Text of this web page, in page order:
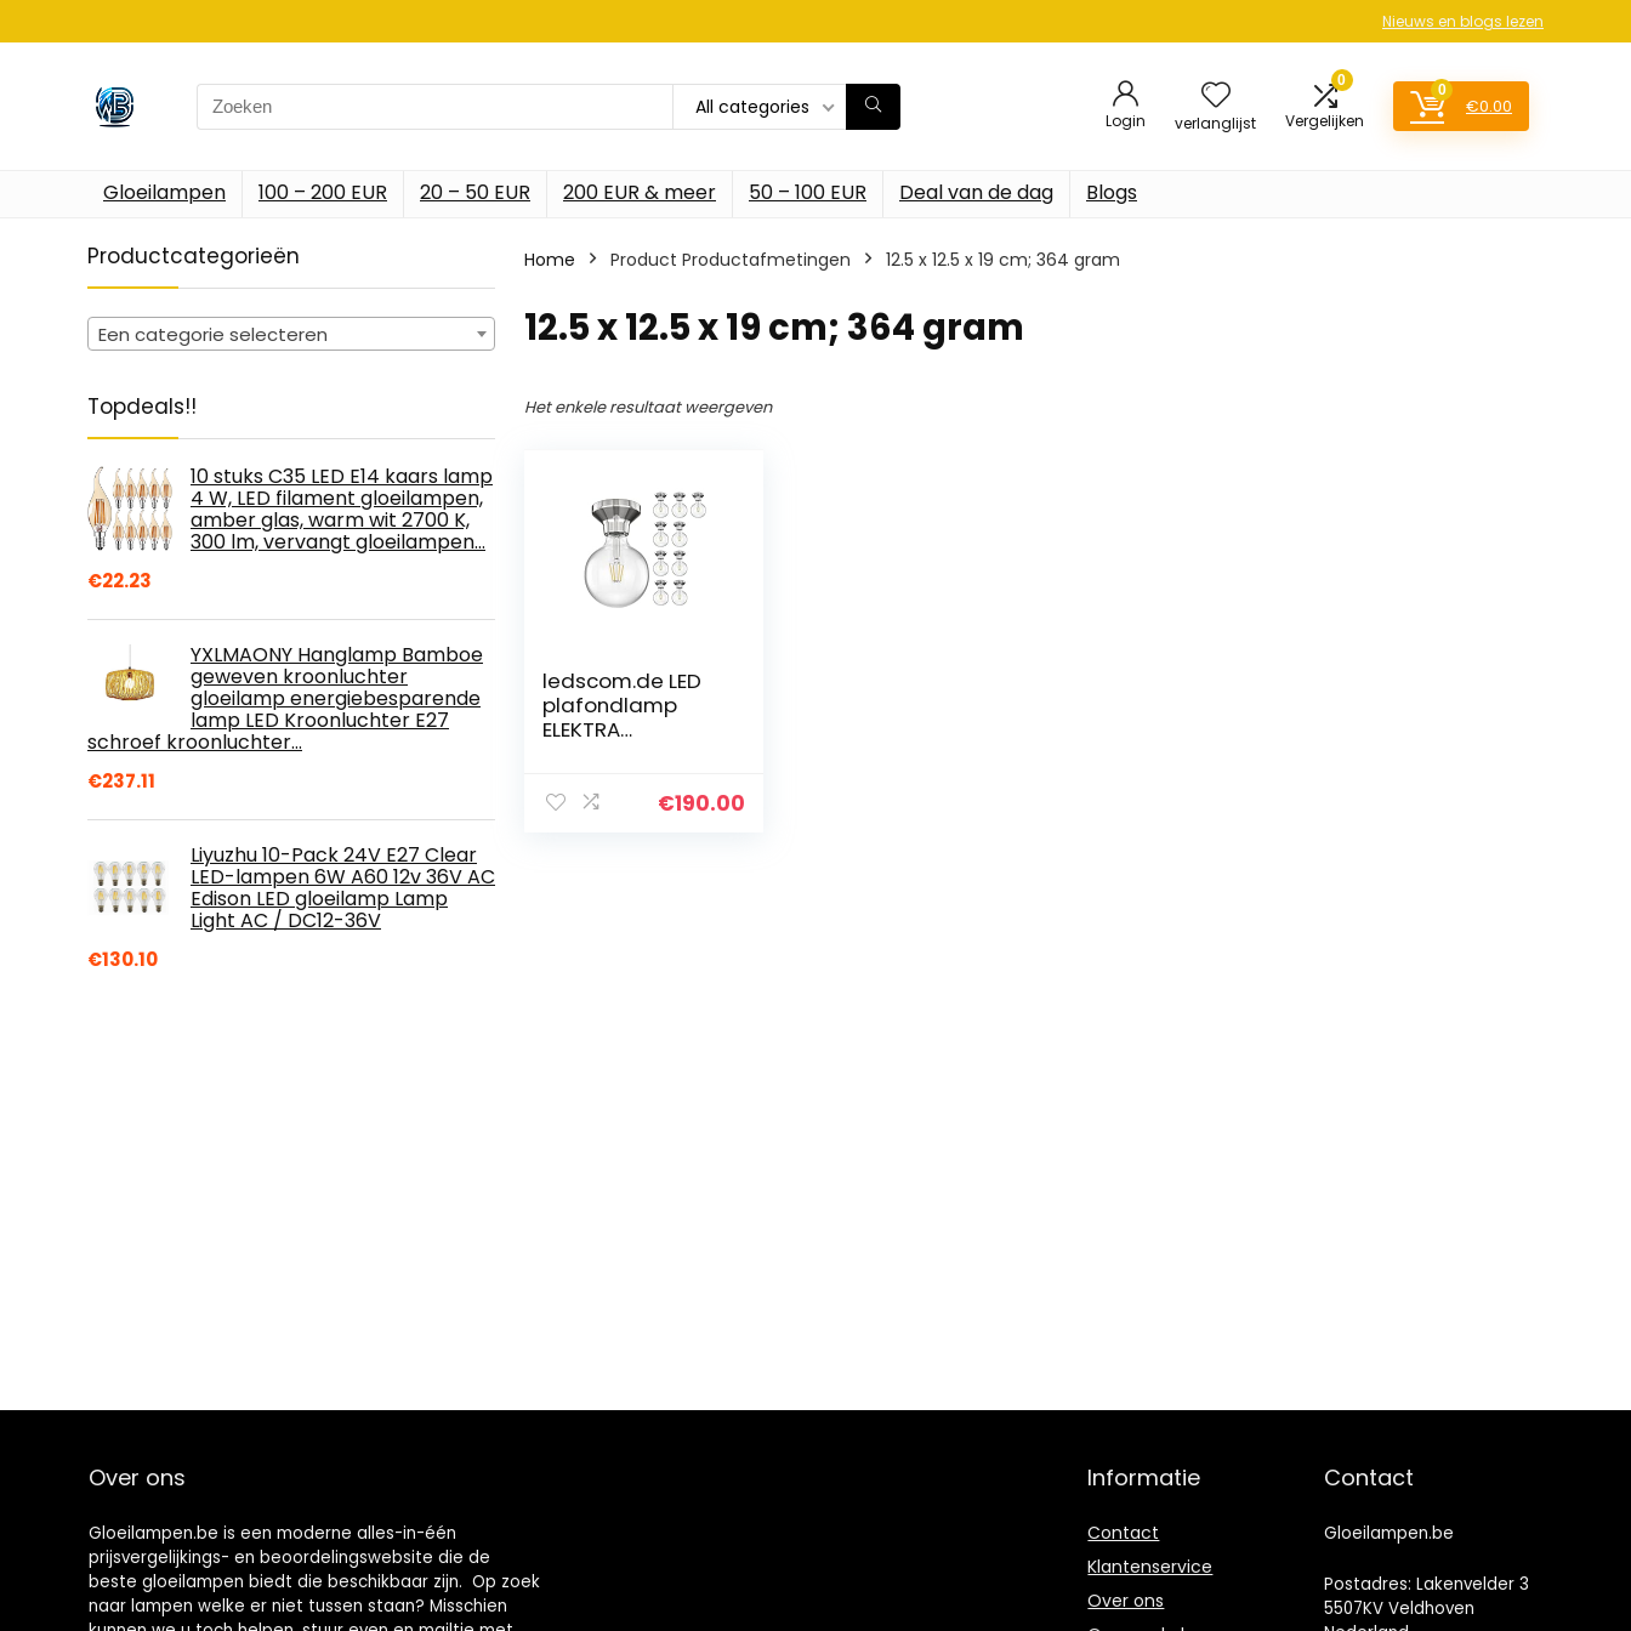
Nieuws en blogs lezen
Search
for:
All categories
Login verlanglijst
0
Vergelijken
0
€0.00
Gloeilampen 100 – 200 EUR 20 – 50 EUR 200 EUR & meer 50 – 100 EUR Deal van de dag Blogs
Productcategorieën
Een categorie selecteren
Topdeals!!
10 stuks C35 LED E14 kaars lamp
4 W, LED filament gloeilampen,
amber glas, warm wit 2700 K,
300 lm, vervangt gloeilampen…
€22.23
YXLMAONY Hanglamp Bamboe
geweven kroonluchter
gloeilamp energiebesparende
lamp LED Kroonluchter E27
schroef kroonluchter…
€237.11
Liyuzhu 10-Pack 24V E27 Clear
LED-lampen 6W A60 12v 36V AC
Edison LED gloeilamp Lamp
Light AC / DC12-36V
€130.10
Home Product Productafmetingen ‎12.5 x 12.5 x 19 cm; 364 gram
‎12.5 x 12.5 x 19 cm; 364 gram
Het enkele resultaat weergeven
ledscom.de LED
plafondlamp
ELEKTRA
E27 G125 lampen
€190.00
Over ons
Gloeilampen.be is een moderne alles-in-één
prijsvergelijkings- en beoordelingswebsite die de
beste gloeilampen biedt die beschikbaar zijn. Op zoek
naar lampen welke er niet tussen staan? Misschien
Informatie
Contact
Klantenservice
Over ons
Contact
Gloeilampen.be
Postadres: Lakenvelder 3
5507KV Veldhoven